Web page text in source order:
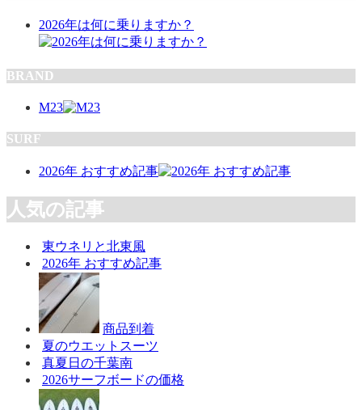
2026年は何に乗りますか？
BRAND
M23
SURF
2026年 おすすめ記事
人気の記事
東ウネリと北東風
2026年 おすすめ記事
商品到着
夏のウエットスーツ
真夏日の千葉南
2026サーフボードの価格